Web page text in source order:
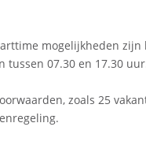
mogelijkheden zijn
tussen 07.30 en 17.30
zoals 25